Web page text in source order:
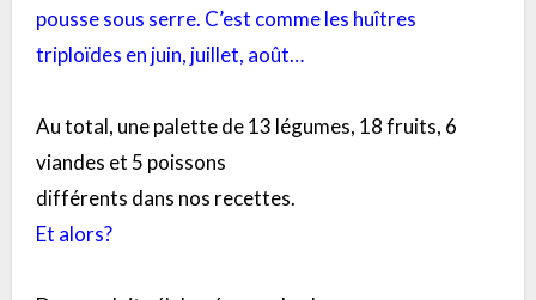
pousse sous serre. C’est comme les huîtres
triploïdes en juin, juillet, août…
Au total, une palette de 13 légumes, 18 fruits, 6
viandes et 5 poissons
différents dans nos recettes.
Et alors?